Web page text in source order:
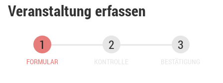
Veranstaltung erfassen
FORMULAR KONTROLLE BESTÄTIGUNG